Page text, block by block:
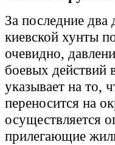
За последние два
киевской хунты
очевидно,
боевых действий
указывает на то,
переносится на
осуществляется
прилегающие